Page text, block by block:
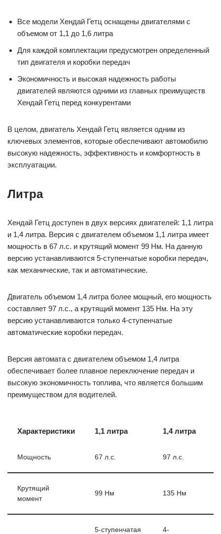
Все модели Хендай Гетц оснащены двигателями с
объемом от 1,1 до 1,6 литра
Для каждой комплектации предусмотрен определенный
тип двигателя и коробки передач
Экономичность и высокая надежность работы
двигателей являются одними из главных преимуществ
Хендай Гетц перед конкурентами
В целом, двигатель Хендай Гетц является одним из
ключевых элементов, которые обеспечивают автомобилю
высокую надежность, эффективность и комфортность в
эксплуатации.
Литра
Хендай Гетц доступен в двух версиях двигателей: 1,1 литра
и 1,4 литра. Версия с двигателем объемом 1,1 литра имеет
мощность в 67 л.с. и крутящий момент 99 Нм. На данную
версию устанавливаются 5-ступенчатые коробки передач,
как механические, так и автоматические.
Двигатель объемом 1,4 литра более мощный, его мощность
составляет 97 л.с., а крутящий момент 135 Нм. На эту
версию устанавливаются только 4-ступенчатые
автоматические коробки передач.
Версия автомата с двигателем объемом 1,4 литра
обеспечивает более плавное переключение передач и
высокую экономичность топлива, что является большим
преимуществом для водителей.
Характеристики 1,1 литра 1,4 литра
Мощность 67 л.с. 97 л.с.
Крутящий
момент
99 Нм 135 Нм
5-ступенчатая
4-